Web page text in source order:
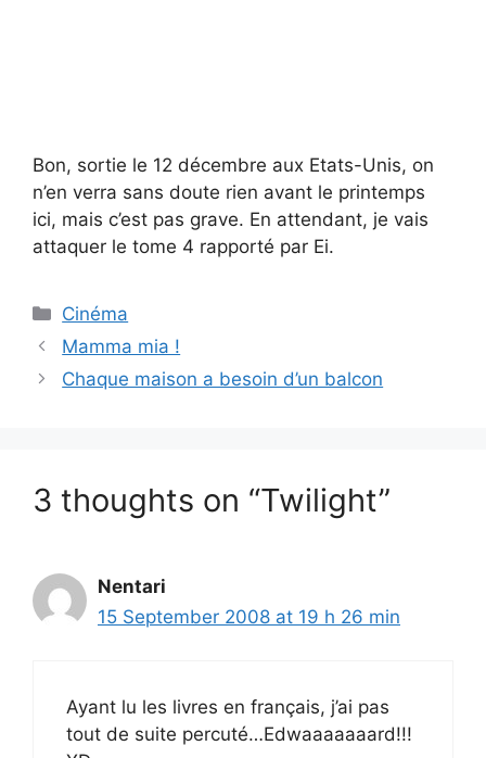
Bon, sortie le 12 décembre aux Etats-Unis, on
n’en verra sans doute rien avant le printemps
ici, mais c’est pas grave. En attendant, je vais
attaquer le tome 4 rapporté par Ei.
Categories
Cinéma
Mamma mia !
Chaque maison a besoin d’un balcon
3 thoughts on “Twilight”
Nentari
15 September 2008 at 19 h 26 min
Ayant lu les livres en français, j’ai pas
tout de suite percuté…Edwaaaaaaard!!!